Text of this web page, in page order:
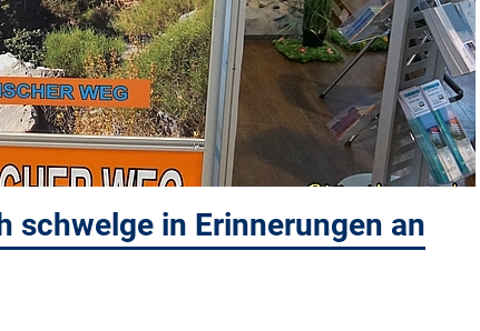
schwelge in Erinnerungen an